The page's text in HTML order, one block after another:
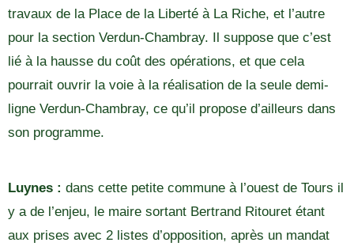
travaux de la Place de la Liberté à La Riche, et l’autre
pour la section Verdun-Chambray. Il suppose que c’est
lié à la hausse du coût des opérations, et que cela
pourrait ouvrir la voie à la réalisation de la seule demi-
ligne Verdun-Chambray, ce qu’il propose d’ailleurs dans
son programme.
Luynes : dans cette petite commune à l’ouest de Tours il
y a de l’enjeu, le maire sortant Bertrand Ritouret étant
aux prises avec 2 listes d’opposition, après un mandat